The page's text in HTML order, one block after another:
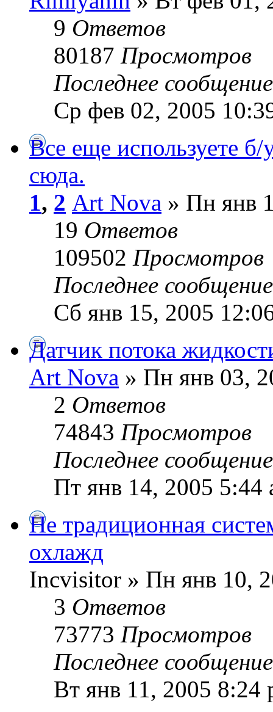
9 Ответов
80187 Просмотров
Последнее
Ср фев 02, 2005
Все еще используете б/
сюда.
1, 2 Art Nova » Пн янв
19 Ответов
109502 Просмотров
Последнее
Сб янв 15, 2005
Датчик потока
Art Nova » Пн янв 03,
2 Ответов
74843 Просмотров
Последнее
Пт янв 14, 2005 5:44
Не традиционная
охлажд
Incvisitor » Пн янв 10,
3 Ответов
73773 Просмотров
Последнее
Вт янв 11, 2005 8:24